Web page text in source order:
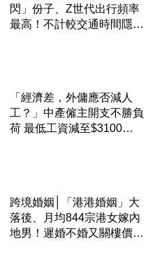
閃」份子、Z世代出行頻率
最高！不計較交通時間隱形
「經濟差，外傭應否減人
工？」中產僱主開支不勝負
荷 最低工資減至$3100蚊
跨境婚姻│「港港婚姻」大
落後、月均844宗港女嫁內
地男！遲婚不婚又關樓價